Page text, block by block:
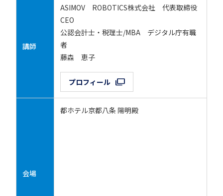
講師
ASIMOV ROBOTICS株式会社 代表取締役
CEO
公認会計士・税理士/MBA デジタル庁有職
者
藤森 恵子
プロフィール
会場
都ホテル京都八条 陽明殿